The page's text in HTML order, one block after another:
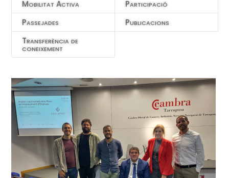
Mobilitat Activa
Participació
Passejades
Publicacions
Transferència de
coneixement